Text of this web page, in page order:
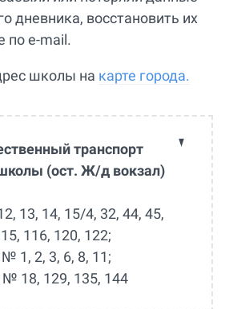
дневника, восстановить их
по e-mail.
школы на карте города.
транспорт
(ост. Ж/д вокзал)
13, 14, 15/4, 32, 44, 45,
116, 120, 122;
1, 2, 3, 6, 8, 11;
18, 129, 135, 144